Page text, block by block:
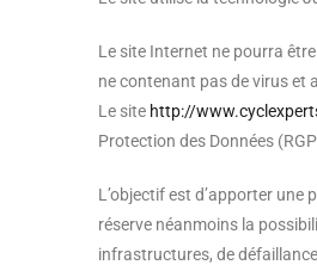
Le site Internet ne pourra
ne contenant pas de virus et
Le site http://
Protection des Données
L’objectif est d’apporter une
réserve néanmoins la
infrastructures, de